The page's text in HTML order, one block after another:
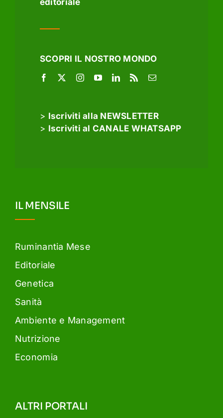
editoriale
SCOPRI IL NOSTRO MONDO
> Iscriviti alla NEWSLETTER
> Iscriviti al CANALE WHATSAPP
IL MENSILE
Ruminantia Mese
Editoriale
Genetica
Sanità
Ambiente e Management
Nutrizione
Economia
ALTRI PORTALI